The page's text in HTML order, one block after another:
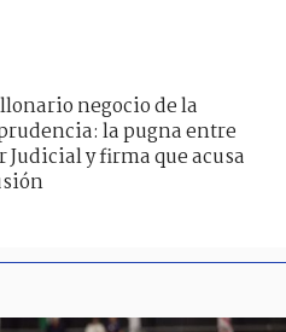
negocio de la
la pugna entre
Judicial y firma que acusa